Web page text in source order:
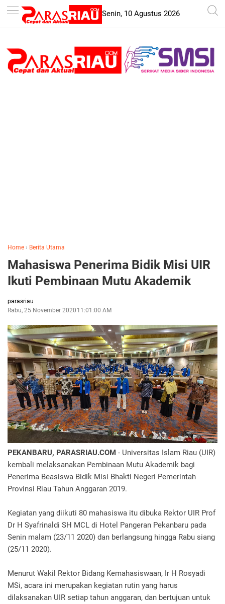
-->
Senin, 10 Agustus 2026
Home › Berita Utama
Mahasiswa Penerima Bidik Misi UIR
Ikuti Pembinaan Mutu Akademik
parasriau
Rabu, 25 November 2020 11:01:00 AM
PEKANBARU, PARASRIAU.COM - Universitas Islam Riau (UIR)
kembali melaksanakan Pembinaan Mutu Akademik bagi
Penerima Beasiswa Bidik Misi Bhakti Negeri Pemerintah
Provinsi Riau Tahun Anggaran 2019.
Kegiatan yang diikuti 80 mahasiswa itu dibuka Rektor UIR Prof
Dr H Syafrinaldi SH MCL di Hotel Pangeran Pekanbaru pada
Senin malam (23/11 2020) dan berlangsung hingga Rabu siang
(25/11 2020).
Menurut Wakil Rektor Bidang Kemahasiswaan, Ir H Rosyadi
MSi, acara ini merupakan kegiatan rutin yang harus
dilaksanakan UIR setiap tahun anggaran, dan bertujuan untuk